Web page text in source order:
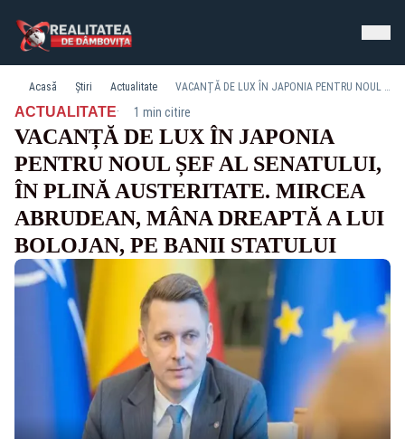
Acasă Știri Actualitate VACANȚĂ DE LUX ÎN JAPONIA PENTRU NOUL ȘEF AL SENATULUI, ÎN PLINĂ AUSTERITATE. MIRCEA ABRUDEAN, MÂNA DREAPTĂ A LUI BOLOJAN, PE BANII STATULUI
ACTUALITATE· 1 min citire
VACANȚĂ DE LUX ÎN JAPONIA
PENTRU NOUL ȘEF AL SENATULUI,
ÎN PLINĂ AUSTERITATE. MIRCEA
ABRUDEAN, MÂNA DREAPTĂ A LUI
BOLOJAN, PE BANII STATULUI